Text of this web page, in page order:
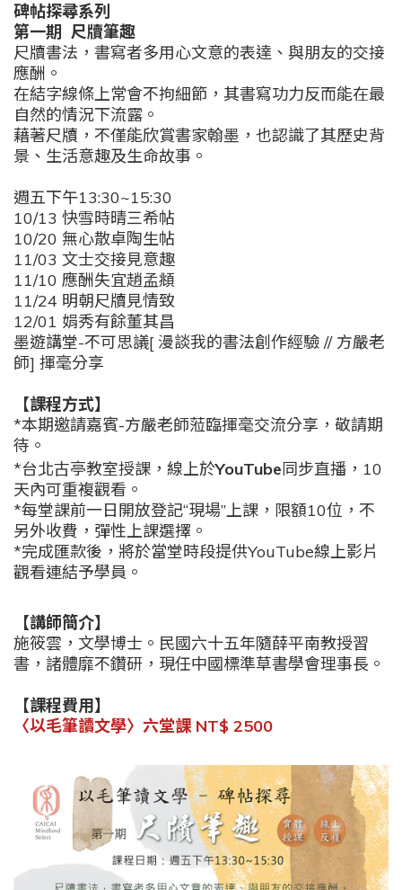
碑帖探尋系列
第一期 尺牘筆趣
尺牘書法，書寫者多用心文意的表達、與朋友的交接
應酬。
在結字線條上常會不拘細節，其書寫功力反而能在最
自然的情況下流露。
藉著尺牘，不僅能欣賞書家翰墨，也認識了其歷史背
景、生活意趣及生命故事。
週五下午13:30~15:30
10/13 快雪時晴三希帖
10/20 無心散卓陶生帖
11/03 文士交接見意趣
11/10 應酬失宜趙孟頫
11/24 明朝尺牘見情致
12/01 娟秀有餘董其昌
墨遊講堂-不可思議[ 漫談我的書法創作經驗 // 方嚴老
師] 揮毫分享
【課程方式】
*本期邀請嘉賓-方嚴老師蒞臨揮毫交流分享，敬請期
待。
*台北古亭教室授課， 線上於YouTube同步直播， 10
天內可重複觀看。
*每堂課前一日開放登記“現場”上課，限額10位，不
另外收費，彈性上課選擇。
*完成匯款後，將於當堂時段提供YouTube線上影片
觀看連結予學員。
【講師簡介】
施筱雲，文學博士。民國六十五年隨薛平南教授習
書，諸體靡不鑽研，現任中國標準草書學會理事長。
【課程費用】
〈以毛筆讀文學〉六堂課 NT$ 2500